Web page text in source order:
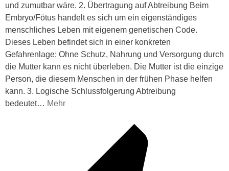
und zumutbar wäre. 2. Übertragung auf Abtreibung Beim
Embryo/Fötus handelt es sich um ein eigenständiges
menschliches Leben mit eigenem genetischen Code.
Dieses Leben befindet sich in einer konkreten
Gefahrenlage: Ohne Schutz, Nahrung und Versorgung durch
die Mutter kann es nicht überleben. Die Mutter ist die einzige
Person, die diesem Menschen in der frühen Phase helfen
kann. 3. Logische Schlussfolgerung Abtreibung
bedeutet… Mehr